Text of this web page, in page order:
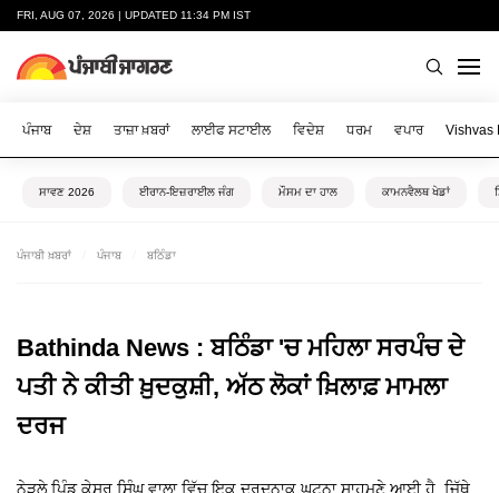
FRI, AUG 07, 2026 | UPDATED 11:34 PM IST
ਪੰਜਾਬ ਦੇਸ਼ ਤਾਜ਼ਾ ਖ਼ਬਰਾਂ ਲਾਈਫ ਸਟਾਈਲ ਵਿਦੇਸ਼ ਧਰਮ ਵਪਾਰ Vishvas
ਸਾਵਣ 2026 ਈਰਾਨ-ਇਜ਼ਰਾਈਲ ਜੰਗ ਮੌਸਮ ਦਾ ਹਾਲ ਕਾਮਨਵੈਲਥ ਖੇਡਾਂ
ਪੰਜਾਬੀ ਖ਼ਬਰਾਂ ਪੰਜਾਬ ਬਠਿੰਡਾ
Bathinda News : ਬਠਿੰਡਾ 'ਚ ਮਹਿਲਾ ਸਰਪੰਚ ਦੇ
ਪਤੀ ਨੇ ਕੀਤੀ ਖ਼ੁਦਕੁਸ਼ੀ, ਅੱਠ ਲੋਕਾਂ ਖ਼ਿਲਾਫ਼ ਮਾਮਲਾ
ਦਰਜ
ਨੇੜਲੇ ਪਿੰਡ ਕੇਸਰ ਸਿੰਘ ਵਾਲਾ ਵਿੱਚ ਇਕ ਦਰਦਨਾਕ ਘਟਨਾ ਸਾਹਮਣੇ ਆਈ ਹੈ, ਜਿੱਥੇ